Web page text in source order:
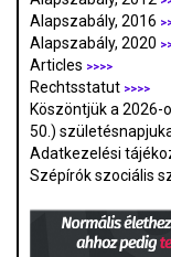
Alapszabály, 2016
Alapszabály, 2020
Articles >>>>
Rechtsstatut >>>>
Köszöntjük a 2026-
50.)
Adatkezelési
Szépírók szociális